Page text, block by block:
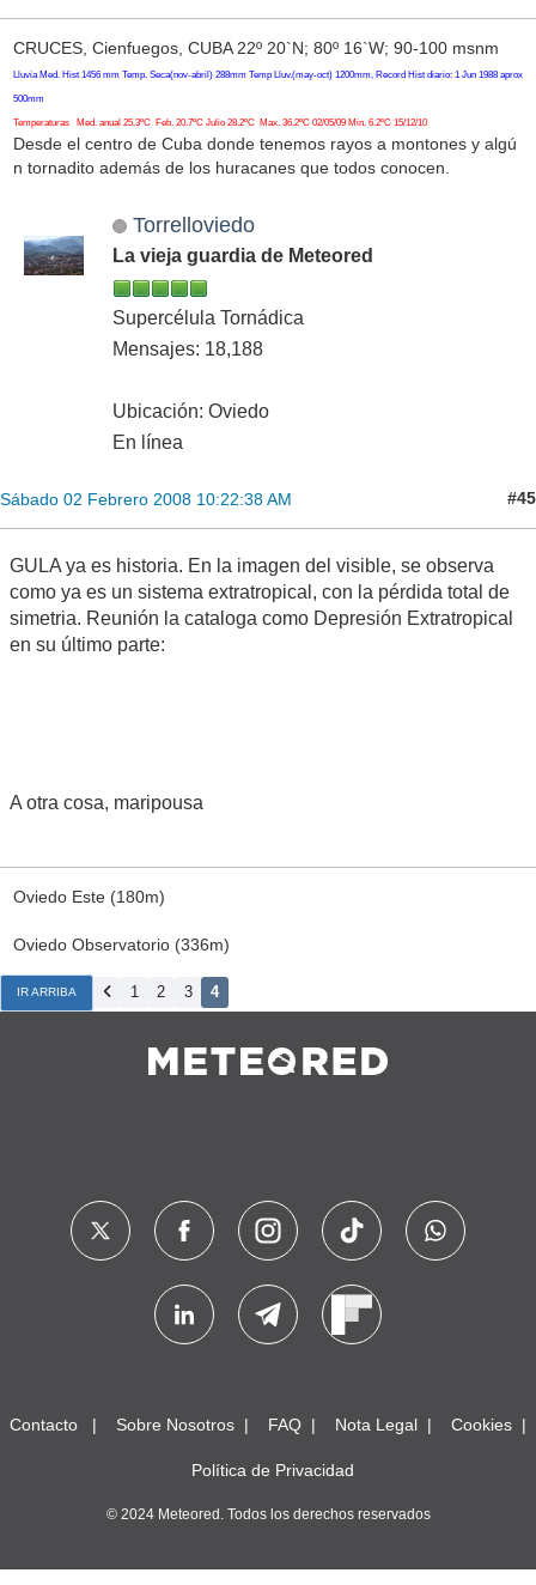
CRUCES, Cienfuegos, CUBA 22º 20`N; 80º 16`W; 90-100 msnm
Lluvia Med. Hist 1456 mm Temp. Seca(nov-abril) 288mm Temp Lluv.(may-oct) 1200mm, Record Hist diario: 1 Jun 1988 aprox
500mm
Temperaturas Med. anual 25.3ºC Feb. 20.7ºC Julio 28.2ºC Max. 36.2ºC 02/05/09 Min. 6.2ºC 15/12/10
Desde el centro de Cuba donde tenemos rayos a montones y algú
n tornadito además de los huracanes que todos conocen.
Torrelloviedo
La vieja guardia de Meteored
Supercélula Tornádica
Mensajes: 18,188
Ubicación: Oviedo
En línea
Sábado 02 Febrero 2008 10:22:38 AM #45
GULA ya es historia. En la imagen del visible, se observa
como ya es un sistema extratropical, con la pérdida total de
simetria. Reunión la cataloga como Depresión Extratropical
en su último parte:
A otra cosa, maripousa
Oviedo Este (180m)
Oviedo Observatorio (336m)
IR ARRIBA 1 2 3 4
Contacto Sobre Nosotros FAQ Nota Legal Cookies
Política de Privacidad
© 2024 Meteored. Todos los derechos reservados